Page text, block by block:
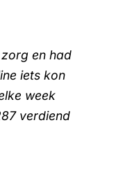
en had
iets kon
week
verdiend